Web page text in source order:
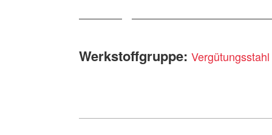
Werkstoffgruppe: Vergütungsstahl